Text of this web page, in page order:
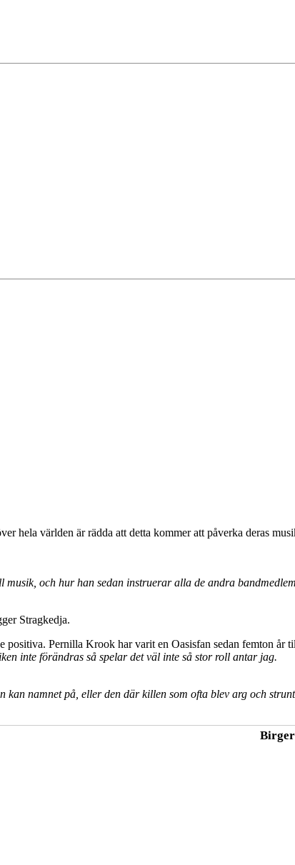
hela världen är rädda att detta kommer att påverka deras
och hur han sedan instruerar alla de andra
Stragkedja.
positiva. Pernilla Krook har varit en Oasisfan sedan femton år
inte förändras så spelar det väl inte så stor roll antar jag.
namnet på, eller den där killen som ofta blev arg och